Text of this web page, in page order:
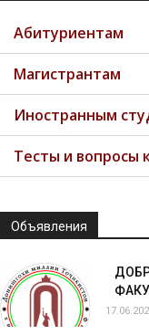
Абитуриентам
Магистрантам
Иностранным
Тесты и вопросы
Объявления